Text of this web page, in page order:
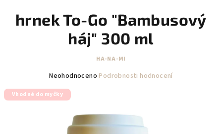
hrnek To-Go "Bambusový
háj" 300 ml
HA-NA-MI
Průměrné
produktu
Neohodnoceno Podrobnosti hodnocení
Vhodné do myčky